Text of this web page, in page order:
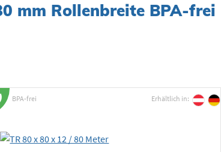
mm Rollenbreite BPA-frei
BPA-frei Erhältlich in: